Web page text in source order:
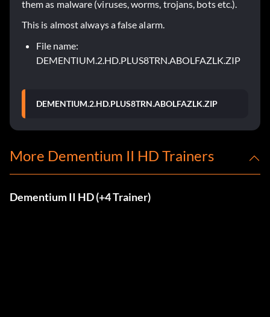
them as malware (viruses, worms, trojans, bots etc.).
This is almost always a false alarm.
File name:
DEMENTIUM.2.HD.PLUS8TRN.ABOLFAZLK.ZIP
DEMENTIUM.2.HD.PLUS8TRN.ABOLFAZLK.ZIP
More Dementium II HD Trainers
Dementium II HD (+4 Trainer)